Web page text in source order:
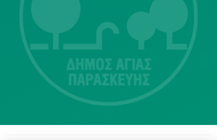
Λ. Μεσογείων 415-417 Τ.Κ.15343
Αγία Παρασκευή
213 2004500
dimos@agiaparaskevi.gr